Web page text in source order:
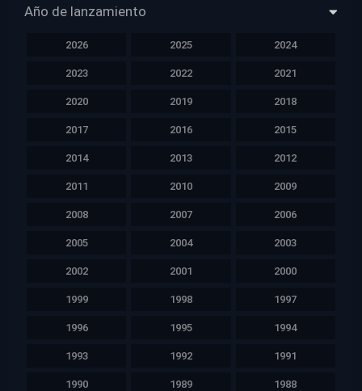
Año de lanzamiento
2026 2025 2024
2023 2022 2021
2020 2019 2018
2017 2016 2015
2014 2013 2012
2011 2010 2009
2008 2007 2006
2005 2004 2003
2002 2001 2000
1999 1998 1997
1996 1995 1994
1993 1992 1991
1990 1989 1988